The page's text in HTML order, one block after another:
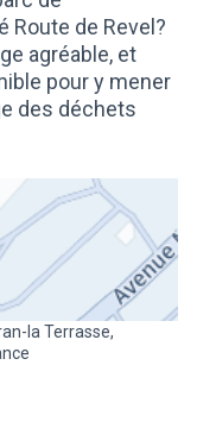
Route de Revel?
agréable, et
pour y mener
des déchets
la Terrasse,